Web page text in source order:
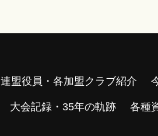
連盟役員・各加盟クラブ紹介
大会記録・35年の軌跡 各種